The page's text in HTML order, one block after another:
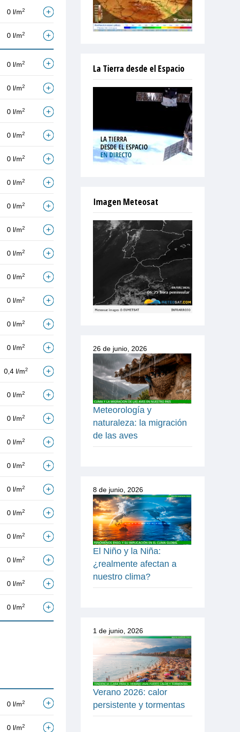
0 l/m2
0 l/m2
0 l/m2
0 l/m2
0 l/m2
0 l/m2
0 l/m2
0 l/m2
0 l/m2
0 l/m2
0 l/m2
0 l/m2
0 l/m2
0 l/m2
0 l/m2
0,4 l/m2
0 l/m2
0 l/m2
0 l/m2
0 l/m2
0 l/m2
0 l/m2
0 l/m2
0 l/m2
0 l/m2
0 l/m2
0 l/m2
0 l/m2
La Tierra desde el Espacio
Imagen Meteosat
26 de junio, 2026
Meteorología y
naturaleza: la migración
de las aves
8 de junio, 2026
El Niño y la Niña:
¿realmente afectan a
nuestro clima?
1 de junio, 2026
Verano 2026: calor
persistente y tormentas